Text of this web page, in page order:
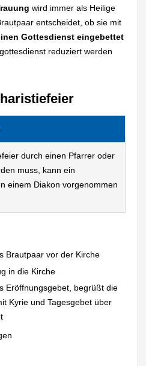
wird immer als Heilige
entscheidet, ob sie mit
Gottesdienst eingebettet
reduziert werden
durch einen Pfarrer oder
muss, kann ein
einem Diakon vorgenommen
Brautpaar vor der Kirche
in die Kirche
Eröffnungsgebet, begrüßt die
Kyrie und Tagesgebet über